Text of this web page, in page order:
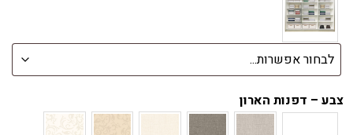
צבע – דפנות הארון